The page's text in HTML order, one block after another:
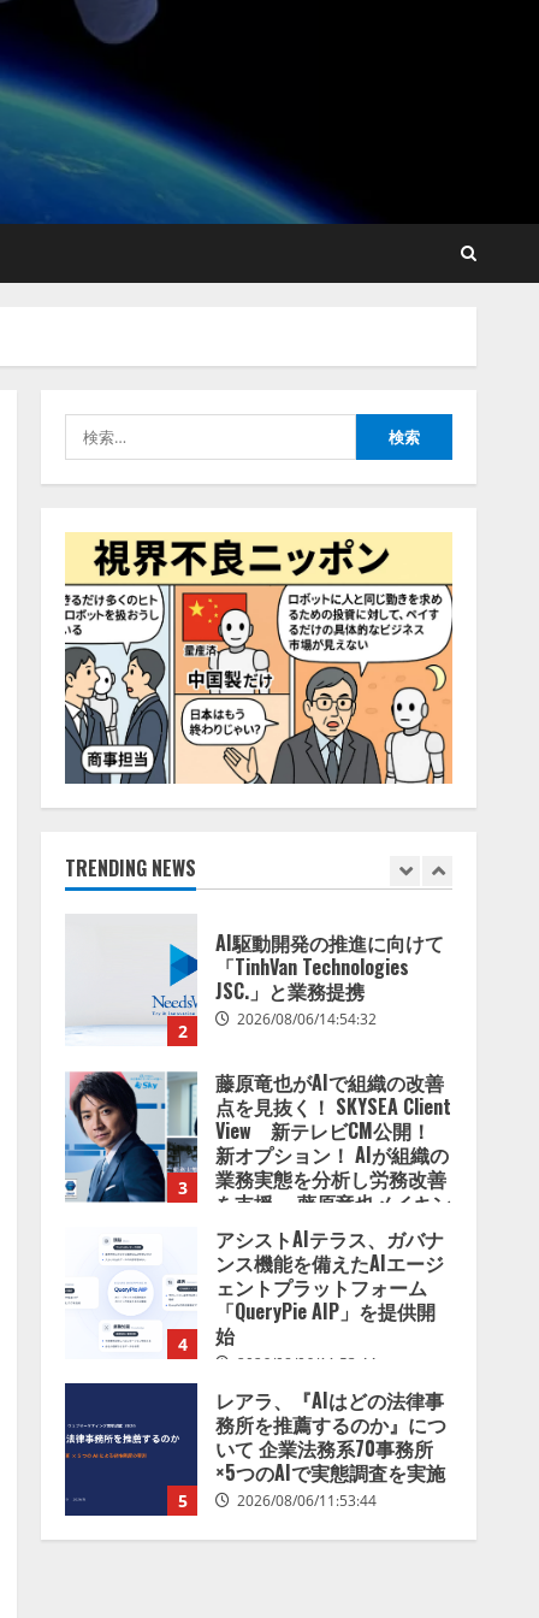
索:
TRENDING NEWS
藤原竜也がAIで組織の改善
点を見抜く！ SKYSEA Client
View 新テレビCM公開！
新オプション！ AIが組織の
グ動画公開 「もしAIが自分
年の夏はカブトムシを捕ま
2026/08/06/14:54:31
4
「QueryPie AIP」を提供開
5
レアラ、『AIはどの法律事
務所を推薦するのか』につ
×5つのAIで実態調査を実施
2026/08/06/11:53:44
1
ナレッジワーク、AIエンジ
ニア油井 誠（@myui）が入
社。「セールスAIエージェ
ントOS」「営業領域の業界
特化LLM」の開発とAI研究
開発をリード
2026/08/07/10:54:31
2
AI駆動開発の推進に向けて
「TinhVan Technologies
3
藤原竜也がAIで組織の改善
点を見抜く！ SKYSEA Client
View 新テレビCM公開！
新オプション！ AIが組織の
業務実態を分析し労務改善
グ動画公開 「もしAIが自分
を分析したら、すぐ休めと
言われる自信がある」「昨
年の夏はカブトムシを捕ま
えたり、虫と戦ったり…」
2026/08/06/14:54:31
4
アシストAIテラス、ガバナ
ンス機能を備えたAIエージ
ェントプラットフォーム
「QueryPie AIP」を提供開
始
5
レアラ、『AIはどの法律事
務所を推薦するのか』につ
いて 企業法務系70事務所
×5つのAIで実態調査を実施
1
ナレッジワーク、AIエンジ
ニア油井 誠（@myui）が入
社。「セールスAIエージェ
ントOS」「営業領域の業界
特化LLM」の開発とAI研究